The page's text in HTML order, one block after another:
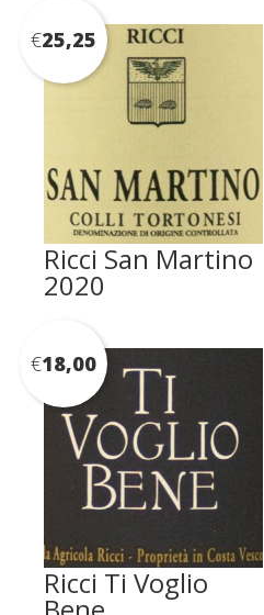
Ricci San Martino
2020
€25,25
Ricci Ti Voglio
€18,00